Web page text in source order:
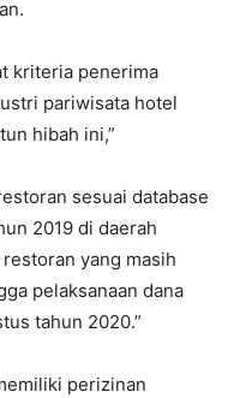
kriteria penerima
pariwisata hotel
hibah ini,”
sesuai database
2019 di daerah
yang masih
pelaksanaan dana
tahun 2020.”
perizinan